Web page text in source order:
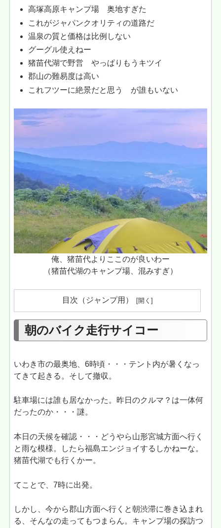
高塚高原キャンプ場 奥地すぎた
これがジャパンクオリティの道路だ
温泉の質と価格は比例しない
グーグル使えねー
猪苗代湖で野営 やっぱりもうキツイ
郡山の難易度は高い
これフツーに絶景だと思う が誰もいない
俺、猪苗代よりここのが良いわー
（猪苗代湖のキャンプ場、混みすぎ）
目次（ジャンプ用）
朝のバイク走行サイコー
いわき市の最奥地、6時頃・・・テント内が暑くなっ
てきて起きる。そして撤収。
駐車場には誰も居なかった。昨日のクルマ？は一体何
だったのか・・・謎。
本日の天候を確認・・・どうやら山形宮城方面へ行く
と雨な模様。したら福島エンジョイするしかねーな。
猪苗代湖でも行くかー。
てことで、7時に出発。
しかし、今から郡山方面へ行くと朝渋滞に巻き込まれ
る、そんなの走ってもつまらん。キャンプ場の探訪つ